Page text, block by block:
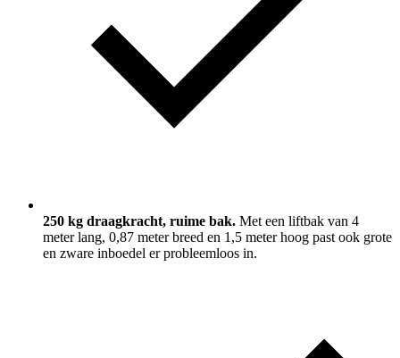
250 kg draagkracht, ruime bak. Met een liftbak van 4
meter lang, 0,87 meter breed en 1,5 meter hoog past ook grote
en zware inboedel er probleemloos in.